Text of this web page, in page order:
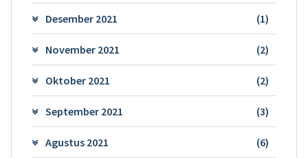
Desember 2021 (1)
November 2021 (2)
Oktober 2021 (2)
September 2021 (3)
Agustus 2021 (6)